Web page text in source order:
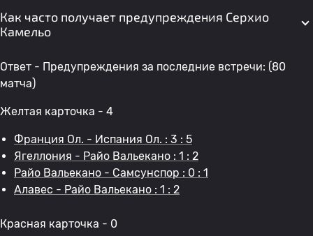
Как часто получает предупреждения Серхио
Камельо
Ответ - Предупреждения за последние встречи: (80
матча)
Желтая карточка - 4
Франция Ол. - Испания Ол. : 3 : 5
Ягеллония - Райо Вальекано : 1 : 2
Райо Вальекано - Самсунспор : 0 : 1
Алавес - Райо Вальекано : 1 : 2
Красная карточка - 0